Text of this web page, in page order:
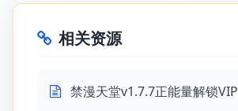
相关资源
禁漫天堂v1.7.7正能量解锁VIP